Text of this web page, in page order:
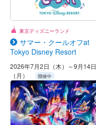
東京ディズニーランド
サマー・クールオフat
Tokyo Disney Resort
2026年7月2日（木）～9月14日
（月）
開催中